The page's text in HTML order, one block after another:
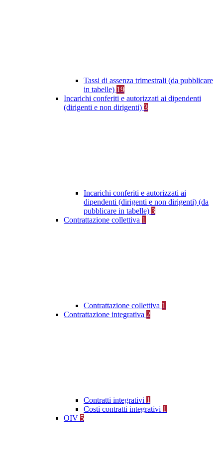
Tassi di assenza trimestrali (da pubblicare
in tabelle) 19
Incarichi conferiti e autorizzati ai dipendenti
(dirigenti e non dirigenti) 3
Incarichi conferiti e autorizzati ai
dipendenti (dirigenti e non dirigenti) (da
pubblicare in tabelle) 3
Contrattazione collettiva 1
Contrattazione collettiva 1
Contrattazione integrativa 2
Contratti integrativi 1
Costi contratti integrativi 1
OIV 5